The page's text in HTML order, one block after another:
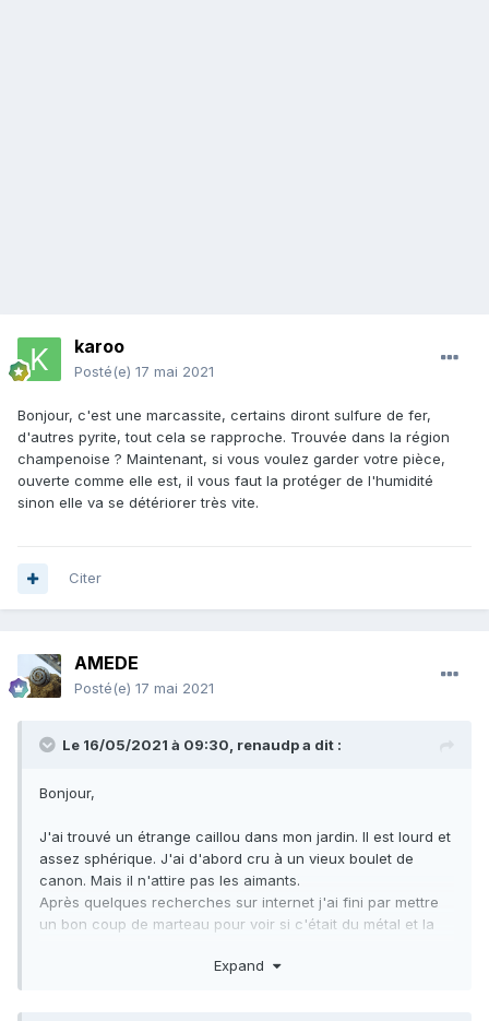
karoo
Posté(e) 17 mai 2021
Bonjour, c'est une marcassite, certains diront sulfure de fer,
d'autres pyrite, tout cela se rapproche. Trouvée dans la région
champenoise ? Maintenant, si vous voulez garder votre pièce,
ouverte comme elle est, il vous faut la protéger de l'humidité
sinon elle va se détériorer très vite.
Citer
AMEDE
Posté(e) 17 mai 2021
Le 16/05/2021 à 09:30, renaudpa dit :
Bonjour,
J'ai trouvé un étrange caillou dans mon jardin. Il est lourd et
assez sphérique. J'ai d'abord cru à un vieux boulet de
canon. Mais il n'attire pas les aimants.
Après quelques recherches sur internet j'ai fini par mettre
un bon coup de marteau pour voir si c'était du métal et la
lle présente des rainures qui vont du centre
Expand